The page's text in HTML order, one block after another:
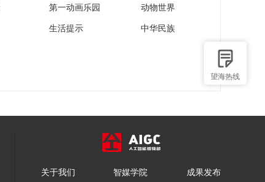
望海热线
第一动画乐园 动物世界
生活提示 中华民族
关于我们 智媒学院 成果发布